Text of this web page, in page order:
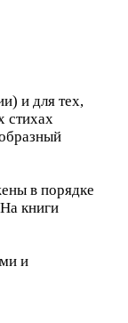
и для тех,
стихах
в порядке
книги
и